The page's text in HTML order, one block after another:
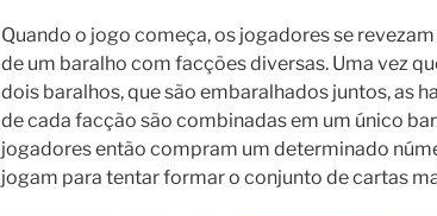
Quando o jogo começa, os jogadores se
de um baralho com facções diversas. Uma vez
dois baralhos, que são embaralhados juntos, as
de cada facção são combinadas em um único
jogadores então compram um determinado
jogam para tentar formar o conjunto de cartas